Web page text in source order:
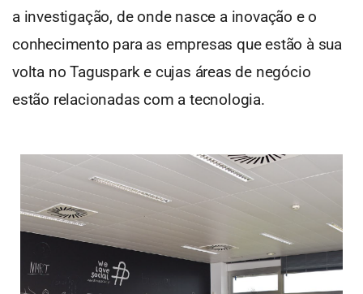
a investigação, de onde nasce a inovação e o
conhecimento para as empresas que estão à sua
volta no Taguspark e cujas áreas de negócio
estão relacionadas com a tecnologia.